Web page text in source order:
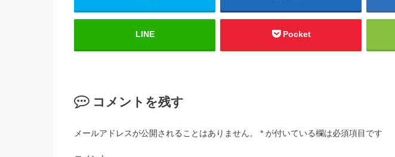
LINE Pocket
コメントを残す
メールアドレスが公開されることはありません。 * が付いている欄は必須項目です